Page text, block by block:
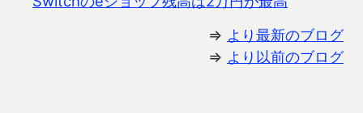
⇒ より最新のブログ
⇒ より以前のブログ